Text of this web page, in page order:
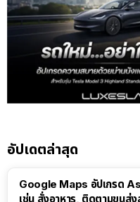
อัปเดตล่าสุด
Google Maps อัปเกรด
เช่น สั่งอาหาร, ติดตามขนส่